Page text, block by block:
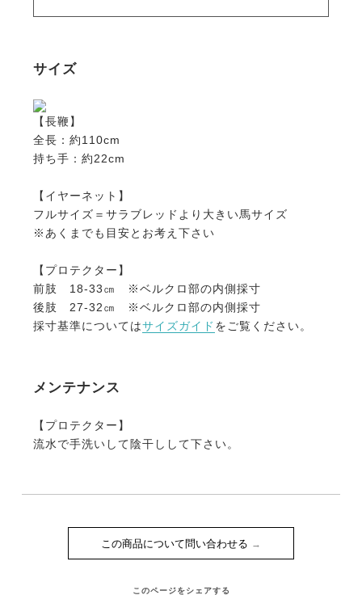
・普段使いだけでなく競技会にも映える、シンプルか
つ洗練されたスタイル。
【プロテクター】
・練習用から試合用まで幅広く使えるコスパの高い定
番プロテクターの登場です。
チックのように硬いTPUで繊細な馬の脚をしっかり保
護します。
・強力なダブルベルクロでしっかり装着できるので、
・丈夫な素材で丸ごと水洗いできるのも嬉しいポイン
ト。泥馬場でも気にせず使えます。
単品での販売はこちら
・ EQULIBERTA プロト プロテクター（前後左右4肢
短鞭とのセットはこちら
サイズ
【長鞭】
全長：約110cm
持ち手：約22cm
【イヤーネット】
フルサイズ＝サラブレッドより大きい馬サイズ
※あくまでも目安とお考え下さい
【プロテクター】
前肢 18-33㎝ ※ベルクロ部の内側採寸
後肢 27-32㎝ ※ベルクロ部の内側採寸
採寸基準についてはサイズガイド をご覧ください。
メンテナンス
【プロテクター】
流水で手洗いして陰干しして下さい。
この商品について問い合わせる
このページをシェアする